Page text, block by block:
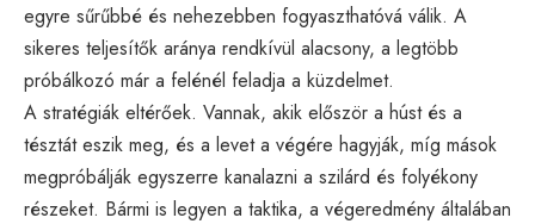
egyre sűrűbbé és nehezebben fogyaszthatóvá válik. A
sikeres teljesítők aránya rendkívül alacsony, a legtöbb
próbálkozó már a felénél feladja a küzdelmet.
A stratégiák eltérőek. Vannak, akik először a húst és a
tésztát eszik meg, és a levet a végére hagyják, míg mások
megpróbálják egyszerre kanalazni a szilárd és folyékony
részeket. Bármi is legyen a taktika, a végeredmény általában